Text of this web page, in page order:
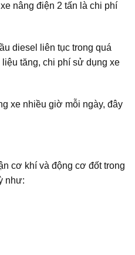
nâng điện 2 tấn là chi phí
diesel liên tục trong quá
tăng, chi phí sử dụng xe
xe nhiều giờ mỗi ngày, đây
cơ khí và động cơ đốt trong
như: